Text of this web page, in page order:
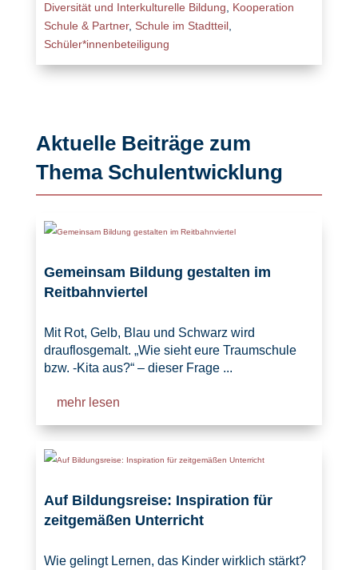
Diversität und Interkulturelle Bildung
Kooperation
Schule & Partner, Schule im Stadtteil,
Schüler*innenbeteiligung
Aktuelle Beiträge zum
Thema Schulentwicklung
Gemeinsam Bildung gestalten im
Reitbahnviertel
Mit Rot, Gelb, Blau und Schwarz wird
drauflosgemalt. „Wie sieht eure Traumschule
bzw. -Kita aus?“ – dieser Frage ...
mehr lesen
Auf Bildungsreise: Inspiration für
zeitgemäßen Unterricht
Wie gelingt Lernen, das Kinder wirklich stärkt?